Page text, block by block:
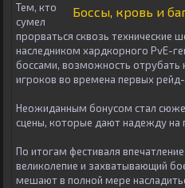
Боссы, кровь и
Тем, кто
сумел
прорваться сквозь технические
наследником хардкорного PvE-
боссами, возможность отрубать
игроков во времена первых
Неожиданным бонусом стал
сцены, которые дают надежду на
По итогам фестиваля
великолепие и захватывающий
мешают в полной мере